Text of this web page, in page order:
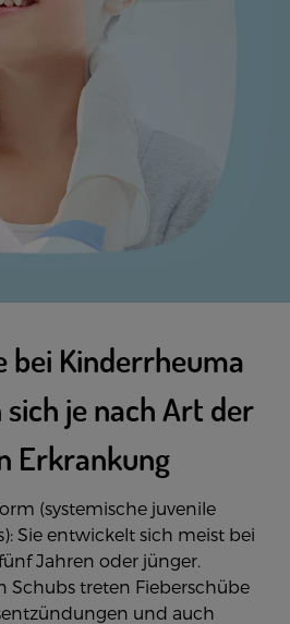
bei Kinderrheuma
je nach Art der
Erkrankung
(systemische juvenile
Sie entwickelt sich meist bei
Jahren oder jünger.
Schubs treten Fieberschübe
und auch